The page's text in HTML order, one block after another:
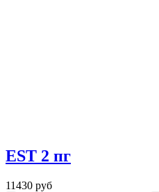
EST 2 пг
11430 руб